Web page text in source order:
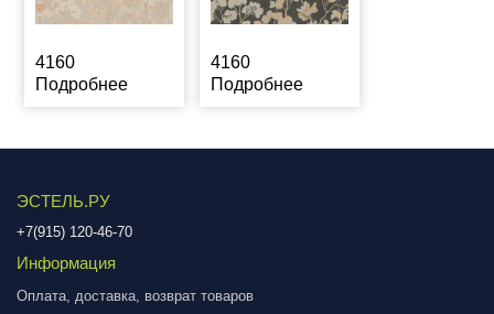
4160
Подробнее
4160
Подробнее
ЭСТЕЛЬ.РУ
+7(915) 120-46-70
Информация
Оплата, доставка, возврат товаров